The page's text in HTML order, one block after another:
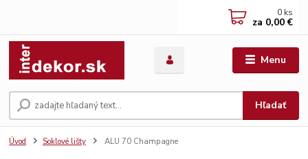
Menu
Hľadať
0 ks
za 0,00 €
Úvod Soklové lišty ALU 70 Champagne